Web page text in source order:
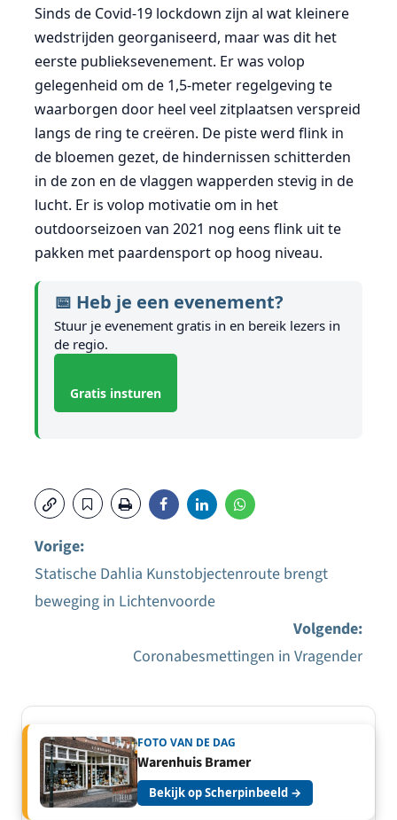
Sinds de Covid-19 lockdown zijn al wat kleinere
wedstrijden georganiseerd, maar was dit het
eerste publieksevenement. Er was volop
gelegenheid om de 1,5-meter regelgeving te
waarborgen door heel veel zitplaatsen verspreid
langs de ring te creëren. De piste werd flink in
de bloemen gezet, de hindernissen schitterden
in de zon en de vlaggen wapperden stevig in de
lucht. Er is volop motivatie om in het
outdoorseizoen van 2021 nog eens flink uit te
pakken met paardensport op hoog niveau.
📅 Heb je een evenement?
Stuur je evenement gratis in en bereik lezers in
de regio.
Gratis insturen
Bericht
Vorige:
Statische Dahlia Kunstobjectenroute brengt
beweging in Lichtenvoorde
Volgende:
Coronabesmettingen in Vragender
FOTO VAN DE DAG
Warenhuis Bramer
Bekijk op Scherpinbeeld →